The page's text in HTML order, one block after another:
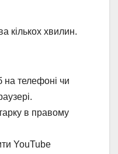
кількох хвилин.
на телефоні чи
в правому
YouTube